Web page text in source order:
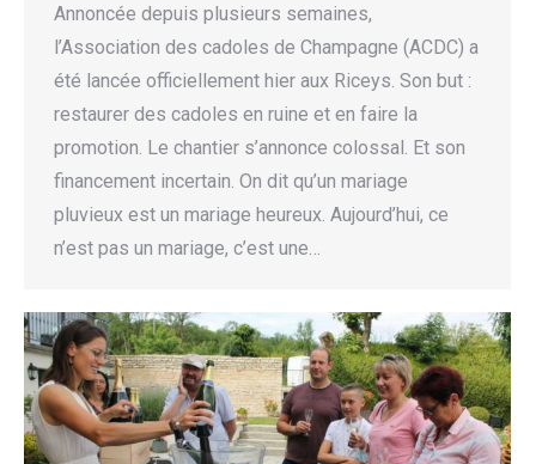
Annoncée depuis plusieurs semaines,
l’Association des cadoles de Champagne (ACDC) a
été lancée officiellement hier aux Riceys. Son but :
restaurer des cadoles en ruine et en faire la
promotion. Le chantier s’annonce colossal. Et son
financement incertain. On dit qu’un mariage
pluvieux est un mariage heureux. Aujourd’hui, ce
n’est pas un mariage, c’est une…